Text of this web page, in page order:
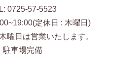
0725-57-5523
定休日 : 木曜日)
曜日は営業いたします。
駐車場完備